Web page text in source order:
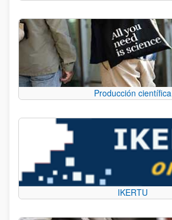
Producción científica
IKERTU